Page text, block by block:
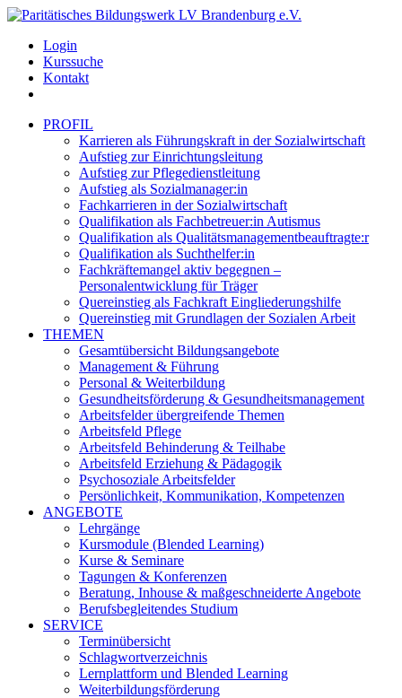
Login
Kurssuche
Kontakt
PROFIL
Karrieren als Führungskraft in der Sozialwirtschaft
Aufstieg zur Einrichtungsleitung
Aufstieg zur Pflegedienstleitung
Aufstieg als Sozialmanager:in
Fachkarrieren in der Sozialwirtschaft
Qualifikation als Fachbetreuer:in Autismus
Qualifikation als Qualitätsmanagementbeauftragte:r
Qualifikation als Suchthelfer:in
Fachkräftemangel aktiv begegnen –
Personalentwicklung für Träger
Quereinstieg als Fachkraft Eingliederungshilfe
Quereinstieg mit Grundlagen der Sozialen Arbeit
THEMEN
Gesamtübersicht Bildungsangebote
Management & Führung
Personal & Weiterbildung
Gesundheitsförderung & Gesundheitsmanagement
Arbeitsfelder übergreifende Themen
Arbeitsfeld Pflege
Arbeitsfeld Behinderung & Teilhabe
Arbeitsfeld Erziehung & Pädagogik
Psychosoziale Arbeitsfelder
Persönlichkeit, Kommunikation, Kompetenzen
ANGEBOTE
Lehrgänge
Kursmodule (Blended Learning)
Kurse & Seminare
Tagungen & Konferenzen
Beratung, Inhouse & maßgeschneiderte Angebote
Berufsbegleitendes Studium
SERVICE
Terminübersicht
Schlagwortverzeichnis
Lernplattform und Blended Learning
Weiterbildungsförderung